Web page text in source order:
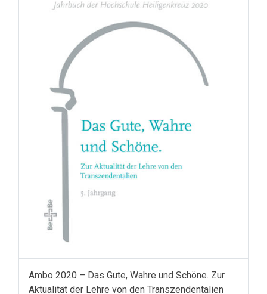
Ambo 2020 – Das Gute, Wahre und Schöne. Zur
Aktualität der Lehre von den Transzendentalien